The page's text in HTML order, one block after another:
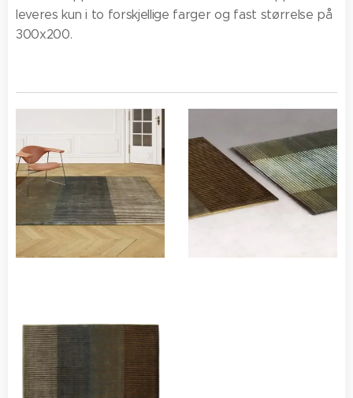
leveres kun i to forskjellige farger og fast størrelse på
300x200.